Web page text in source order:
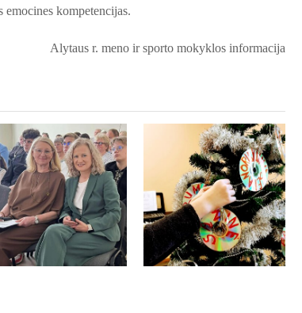
kompetencijas.
Alytaus r. meno ir sporto mokyklos informacija